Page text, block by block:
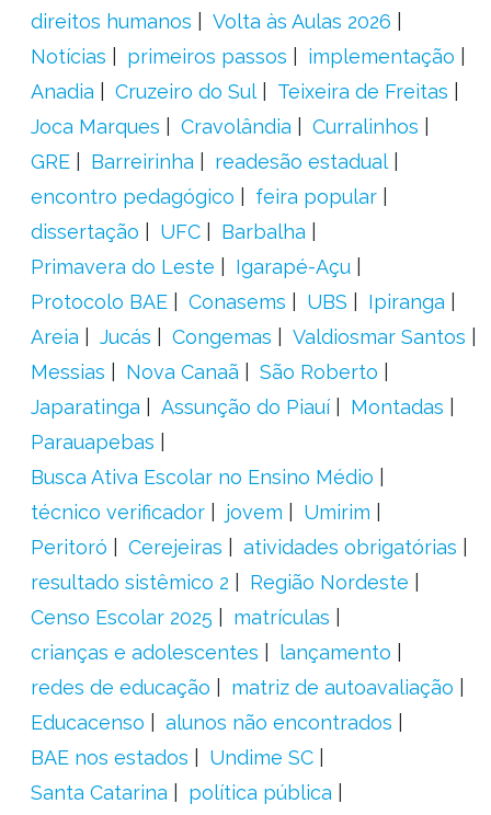
direitos humanos
Volta às Aulas 2026
Notícias
primeiros passos
implementação
Anadia
Cruzeiro do Sul
Teixeira de Freitas
Joca Marques
Cravolândia
Curralinhos
GRE
Barreirinha
readesão estadual
encontro pedagógico
feira popular
dissertação
UFC
Barbalha
Primavera do Leste
Igarapé-Açu
Protocolo BAE
Conasems UBS
Ipiranga
Areia
Jucás Congemas
Valdiosmar Santos
Messias
Nova Canaã
São Roberto
Japaratinga
Assunção do Piauí
Montadas
Parauapebas
Busca Ativa Escolar no Ensino Médio
técnico verificador
jovem
Umirim
Peritoró
Cerejeiras
atividades obrigatórias
resultado sistêmico 2
Região Nordeste
Censo Escolar 2025
matrículas
crianças e adolescentes
lançamento
redes de educação
matriz de autoavaliação
Educacenso
alunos não encontrados
BAE nos estados
Undime SC
Santa Catarina
política pública